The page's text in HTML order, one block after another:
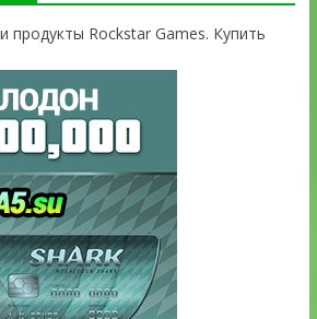
продукты Rockstar Games. Купить